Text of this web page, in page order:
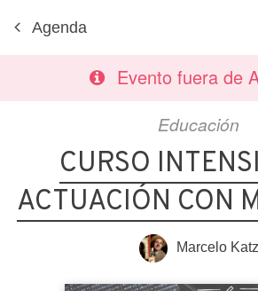
Agenda
Evento fuera de
Educación
CURSO
ACTUACIÓN CON
Marcelo Katz